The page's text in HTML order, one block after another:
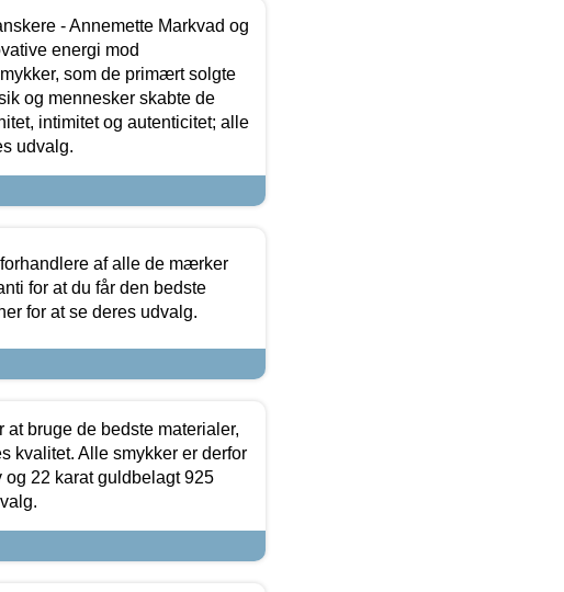
- Annemette Markvad og
energi mod
som de primært solgte
og mennesker skabte de
intimitet og autenticitet; alle
udvalg.
af alle de mærker
for at du får den bedste
for at se deres udvalg.
bruge de bedste materialer,
kvalitet. Alle smykker er derfor
22 karat guldbelagt 925